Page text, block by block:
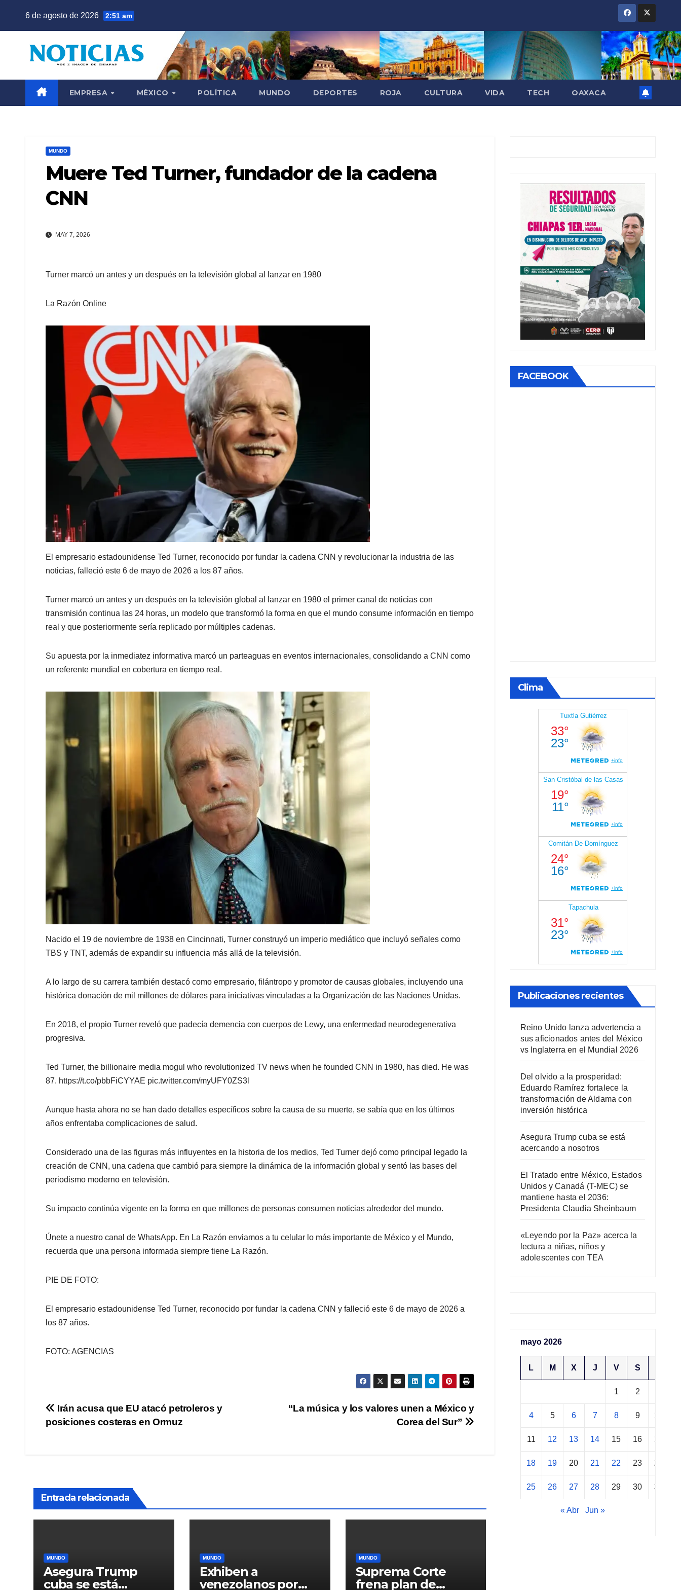
6 de agosto de 2026 2:51 am
EMPRESA MÉXICO POLÍTICA MUNDO DEPORTES ROJA CULTURA VIDA TECH OAXACA
MUNDO
Muere Ted Turner, fundador de la cadena
CNN
MAY 7, 2026
Turner marcó un antes y un después en la televisión global al lanzar en 1980
La Razón Online
El empresario estadounidense Ted Turner, reconocido por fundar la cadena CNN y revolucionar la industria de las
noticias, falleció este 6 de mayo de 2026 a los 87 años.
Turner marcó un antes y un después en la televisión global al lanzar en 1980 el primer canal de noticias con
transmisión continua las 24 horas, un modelo que transformó la forma en que el mundo consume información en tiempo
real y que posteriormente sería replicado por múltiples cadenas.
Su apuesta por la inmediatez informativa marcó un parteaguas en eventos internacionales, consolidando a CNN como
un referente mundial en cobertura en tiempo real.
Nacido el 19 de noviembre de 1938 en Cincinnati, Turner construyó un imperio mediático que incluyó señales como
TBS y TNT, además de expandir su influencia más allá de la televisión.
A lo largo de su carrera también destacó como empresario, filántropo y promotor de causas globales, incluyendo una
histórica donación de mil millones de dólares para iniciativas vinculadas a la Organización de las Naciones Unidas.
En 2018, el propio Turner reveló que padecía demencia con cuerpos de Lewy, una enfermedad neurodegenerativa
progresiva.
Ted Turner, the billionaire media mogul who revolutionized TV news when he founded CNN in 1980, has died. He was
87. https://t.co/pbbFiCYYAE pic.twitter.com/myUFY0ZS3l
Aunque hasta ahora no se han dado detalles específicos sobre la causa de su muerte, se sabía que en los últimos
años enfrentaba complicaciones de salud.
Considerado una de las figuras más influyentes en la historia de los medios, Ted Turner dejó como principal legado la
creación de CNN, una cadena que cambió para siempre la dinámica de la información global y sentó las bases del
periodismo moderno en televisión.
Su impacto continúa vigente en la forma en que millones de personas consumen noticias alrededor del mundo.
Únete a nuestro canal de WhatsApp. En La Razón enviamos a tu celular lo más importante de México y el Mundo,
recuerda que una persona informada siempre tiene La Razón.
PIE DE FOTO:
El empresario estadounidense Ted Turner, reconocido por fundar la cadena CNN y falleció este 6 de mayo de 2026 a
los 87 años.
FOTO: AGENCIAS
Navegación
de
“La música y los valores unen a México y
Corea del Sur”
Irán acusa que EU atacó petroleros y
posiciones costeras en Ormuz
Entrada relacionada
MUNDO
Asegura Trump
cuba se está
MUNDO
Exhiben a
venezolanos por
MUNDO
Suprema Corte
frena plan de
FACEBOOK
Clima
Publicaciones recientes
Reino Unido lanza advertencia a
sus aficionados antes del México
vs Inglaterra en el Mundial 2026
Del olvido a la prosperidad:
Eduardo Ramírez fortalece la
transformación de Aldama con
inversión histórica
Asegura Trump cuba se está
acercando a nosotros
El Tratado entre México, Estados
Unidos y Canadá (T-MEC) se
mantiene hasta el 2036:
Presidenta Claudia Sheinbaum
«Leyendo por la Paz» acerca la
lectura a niñas, niños y
adolescentes con TEA
mayo 2026
L M X J V S
1 2
4 5 6 7 8 9 10
11 12 13 14 15 16 17
18 19 20 21 22 23 24
25 26 27 28 29 30 31
« Abr Jun »